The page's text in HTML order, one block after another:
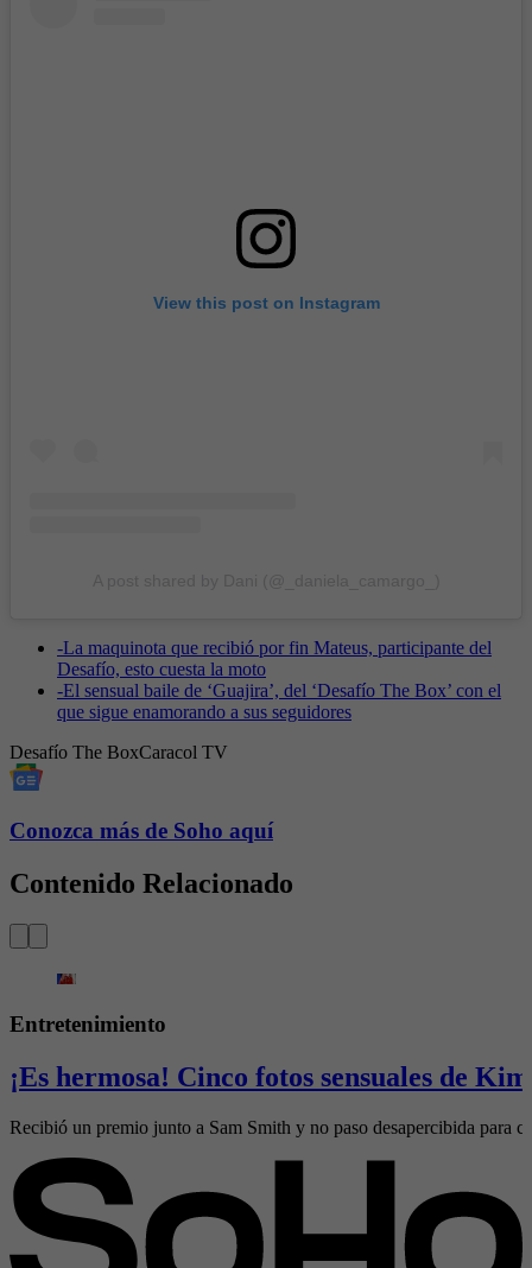
View this post on Instagram
-La maquinota que recibió por fin Mateus, participante del
Desafío, esto cuesta la moto
-El sensual baile de ‘Guajira’, del ‘Desafío The Box’ con el
que sigue enamorando a sus seguidores
Desafío The BoxCaracol TV
Conozca más de Soho aquí
Contenido Relacionado
Entretenimiento
¡Es hermosa! Cinco fotos sensuales de
Recibió un premio junto a Sam Smith y no paso desapercibida para